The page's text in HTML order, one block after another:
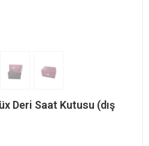
Deri Saat Kutusu (dış